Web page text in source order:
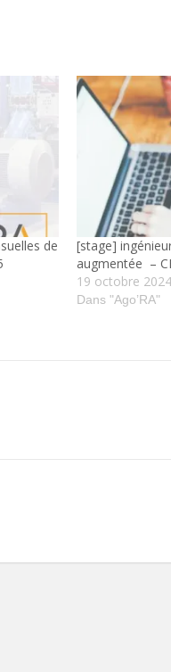
de
[stage]
augmentée –
19 octobre 2024
Dans "Ago’RA"